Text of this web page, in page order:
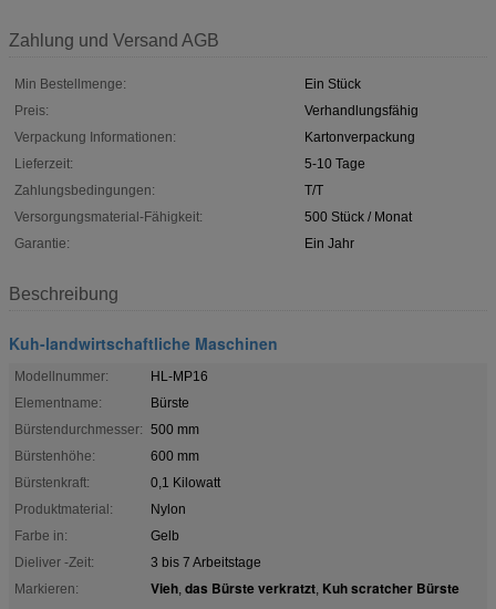
Zahlung und Versand AGB
Min Bestellmenge:
Ein Stück
Preis:
Verhandlungsfähig
Verpackung Informationen:
Kartonverpackung
Lieferzeit:
5-10 Tage
Zahlungsbedingungen:
T/T
Versorgungsmaterial-Fähigkeit:
500 Stück / Monat
Garantie:
Ein Jahr
Beschreibung
Kuh-landwirtschaftliche Maschinen
Modellnummer:
HL-MP16
Elementname:
Bürste
Bürstendurchmesser: 500 mm
Bürstenhöhe:
600 mm
Bürstenkraft:
0,1 Kilowatt
Produktmaterial:
Nylon
Farbe in:
Gelb
Dieliver -Zeit:
3 bis 7 Arbeitstage
Markieren:
Vieh, das Bürste verkratzt, Kuh scratcher Bürste